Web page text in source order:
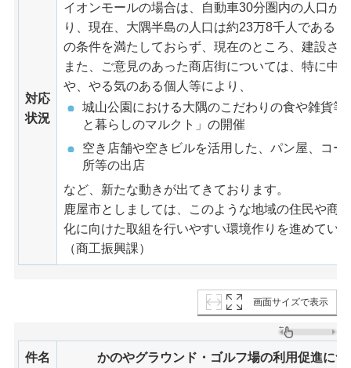
対応
状況
イオンモールの場合は、自動車30分圏内の人口が
り、現在、大隅半島の人口は約23万8千人である
の条件を満たしておらず、現在のところ、建設さ
また、ご意見のあった商店街については、特に中
や、やる気のある個人等により、
城山公園における大隅のこだわりの食や雑貨
と暮らしのマルクト」の開催
空き店舗や空きビルを活用した、パン屋、コ
所等の出店
など、新たな動きが出てきております。
鹿屋市としましては、このような地域の住民や商
化に向けた取組を行いやすい環境作りを進めてい
（商工振興課）
画面サイズで表示
件名 かのやグラウンド・ゴルフ場の利用促進につ